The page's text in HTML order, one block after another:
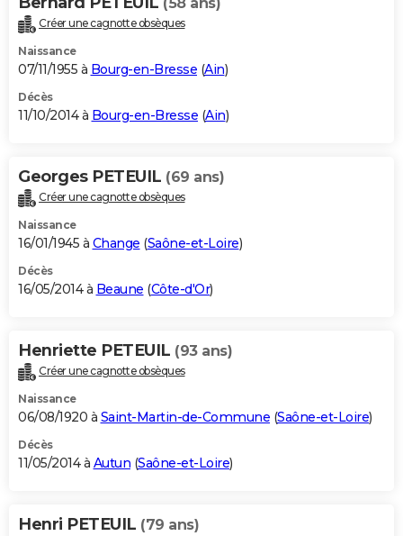
Créer une cagnotte obsèques
Naissance
07/11/1955 à Bourg-en-Bresse (Ain)
Décès
11/10/2014 à Bourg-en-Bresse (Ain)
Georges PETEUIL (69 ans)
Créer une cagnotte obsèques
Naissance
16/01/1945 à Change (Saône-et-Loire)
Décès
16/05/2014 à Beaune (Côte-d'Or)
Henriette PETEUIL (93 ans)
Créer une cagnotte obsèques
Naissance
06/08/1920 à Saint-Martin-de-Commune (Saône-et-Loire)
Décès
11/05/2014 à Autun (Saône-et-Loire)
Henri PETEUIL (79 ans)